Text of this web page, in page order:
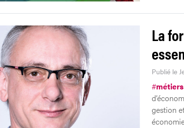
La
Publié le
#métiers
gestion